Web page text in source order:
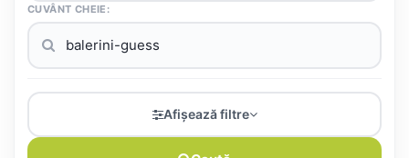
CUVÂNT CHEIE:
Afișează filtre